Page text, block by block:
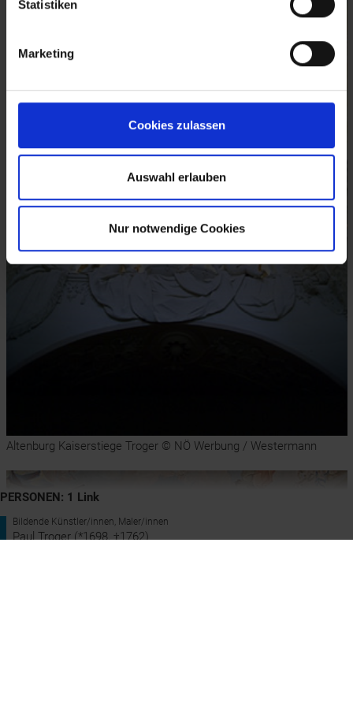
Statistiken
Marketing
Cookies zulassen
Auswahl erlauben
Nur notwendige Cookies
Altenburg Kaiserstiege Troger © NÖ Werbung / Westermann
PERSONEN: 1 Link
Bildende Künstler/innen, Maler/innen
Paul Troger (*1698, †1762)